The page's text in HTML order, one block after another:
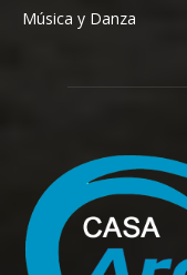
Música y Danza